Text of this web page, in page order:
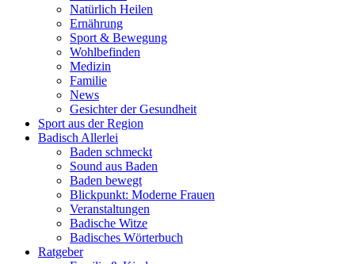
Natürlich Heilen
Ernährung
Sport & Bewegung
Wohlbefinden
Medizin
Familie
News
Gesichter der Gesundheit
Sport aus der Region
Badisch Allerlei
Baden schmeckt
Sound aus Baden
Baden bewegt
Blickpunkt: Moderne Frauen
Veranstaltungen
Badische Witze
Badisches Wörterbuch
Ratgeber